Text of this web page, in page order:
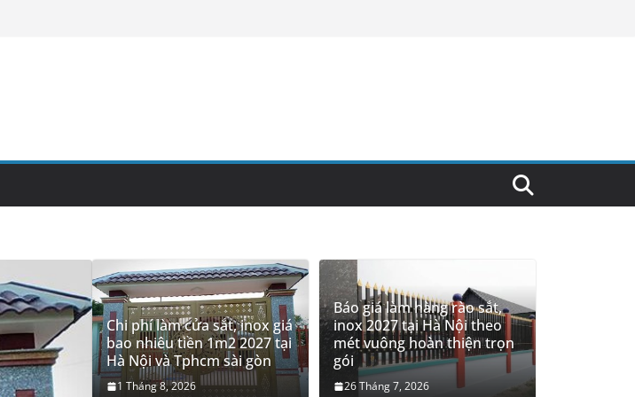
Chi phí làm cửa sắt, inox giá
bao nhiêu tiền 1m2 2027 tại
Hà Nội và Tphcm sài gòn
1 Tháng 8, 2026
Báo giá làm hàng rào sắt,
inox 2027 tại Hà Nội theo
mét vuông hoàn thiện trọn
gói
26 Tháng 7, 2026